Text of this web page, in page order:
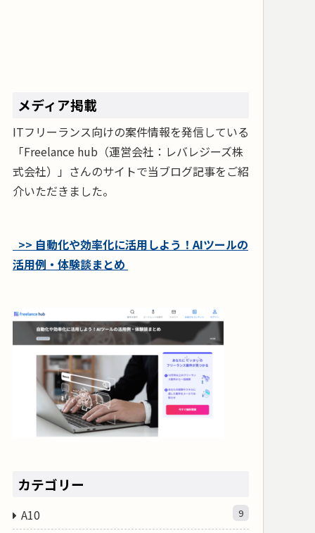
メディア掲載
ITフリーランス向けの案件情報を発信している
「Freelance hub（運営会社：レバレジーズ株
式会社）」さんのサイトで当ブログ記事をご紹
介いただきました。
>> 自動化や効率化に活用しよう！AIツールの
活用例・体験談まとめ
カテゴリー
A10 9